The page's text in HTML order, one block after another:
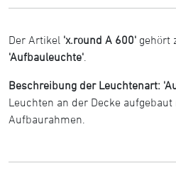
Der Artikel 'x.round A 600' gehört
'Aufbauleuchte'
Beschreibung der Leuchtenart:
Leuchten an der Decke
Aufbaurahmen.